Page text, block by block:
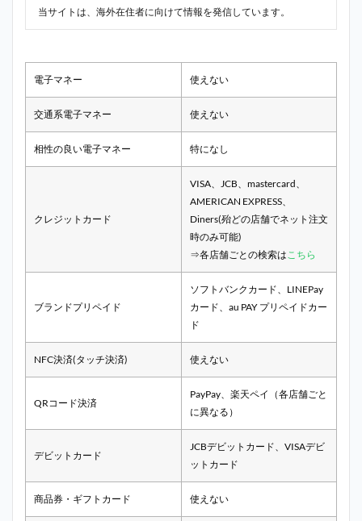
当サイトは、海外在住者に向けて情報を発信しています。
電子マネー 使えない
交通系電子マネー 使えない
相性の良い電子マネー 特になし
クレジットカード
VISA、JCB、mastercard、
AMERICAN EXPRESS、
Diners(殆どの店舗でネット注文
時のみ可能)
⇒各店舗ごとの検索はこちら
ブランドプリペイド
ソフトバンクカード、LINEPay
カード、au PAY プリペイドカー
ド
NFC決済(タッチ決済) 使えない
QRコード決済
PayPay、楽天ペイ（各店舗ごと
に異なる）
デビットカード
JCBデビットカード、VISAデビ
ットカード
商品券・ギフトカード 使えない